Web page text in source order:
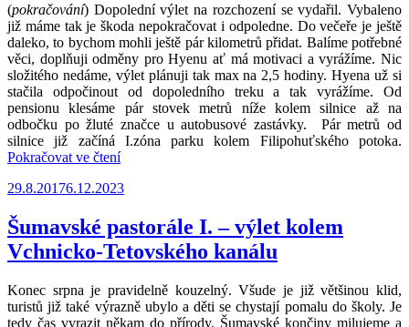
v
okolí
Horské
Kvildy“
(pokračování) Dopolední výlet na rozchození se vydařil. Vybaleno
již máme tak je škoda nepokračovat i odpoledne. Do večeře je ještě
daleko, to bychom mohli ještě pár kilometrů přidat. Balíme potřebné
věci, doplňuji odměny pro Hyenu ať má motivaci a vyrážíme. Nic
složitého nedáme, výlet plánuji tak max na 2,5 hodiny. Hyena už si
stačila odpočinout od dopoledního treku a tak vyrážíme. Od
pensionu klesáme pár stovek metrů níže kolem silnice až na
odbočku po žluté značce u autobusové zastávky. Pár metrů od
silnice již začíná I.zóna parku kolem Filipohuťského potoka.
Pokračovat ve čtení„Šumavské
II.
s
Hyenou
rezervacemi
Modravy“
Publikováno
29.8.20176.12.2023
Šumavské pastorále I. – výlet kolem
Vchnicko-Tetovského kanálu
Konec srpna je pravidelně kouzelný. Všude je již většinou klid,
turistů již také výrazně ubylo a děti se chystají pomalu do školy. Je
tedy čas vyrazit někam do přírody. Šumavské končiny milujeme a